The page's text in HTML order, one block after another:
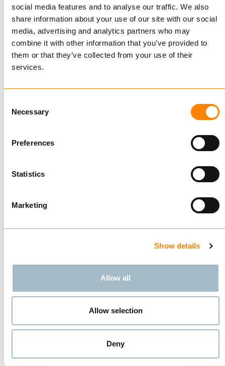
social media features and to analyse our traffic. We also
share information about your use of our site with our social
media, advertising and analytics partners who may
combine it with other information that you’ve provided to
them or that they’ve collected from your use of their
services.
Selection
Necessary
Preferences
Statistics
Marketing
Show details
Allow all
Allow selection
Deny
KJØP
Sammenligne
Sammenligne
RUSTFRI SYREFASTE B-
LØKKER TYPE CAGF